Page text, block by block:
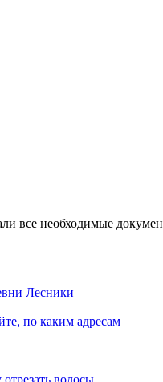
все необходимые
Лесники
по каким адресам
волосы